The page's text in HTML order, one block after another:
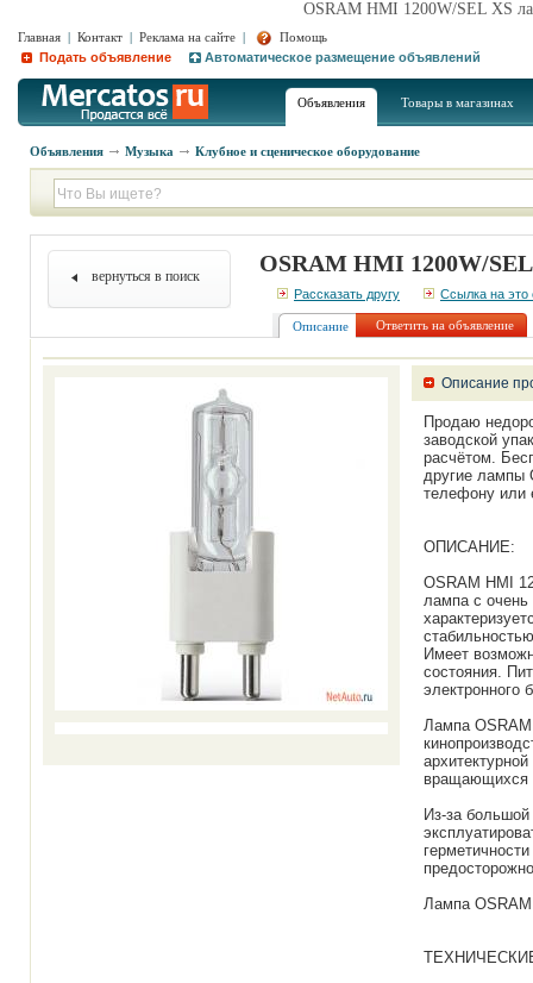
OSRAM HMI 1200W/SEL XS
Главная | Контакт | Реклама на сайте |
Помощь
Подать объявление
Автоматическое размещение объявлений
Объявления Товары в магазинах
Объявления Музыка Клубное и сценическое оборудование
вернуться в поиск OSRAM HMI 1200W/
Рассказать другу Ссылка на это
Описание Ответить на объявление
Описание
Продаю
заводской
расчётом.
другие лампы
телефону или
ОПИСАНИЕ:
OSRAM HMI
лампа с очень
Имеет
состояния.
электронного
Лампа
вращающихся
Из-за
Лампа